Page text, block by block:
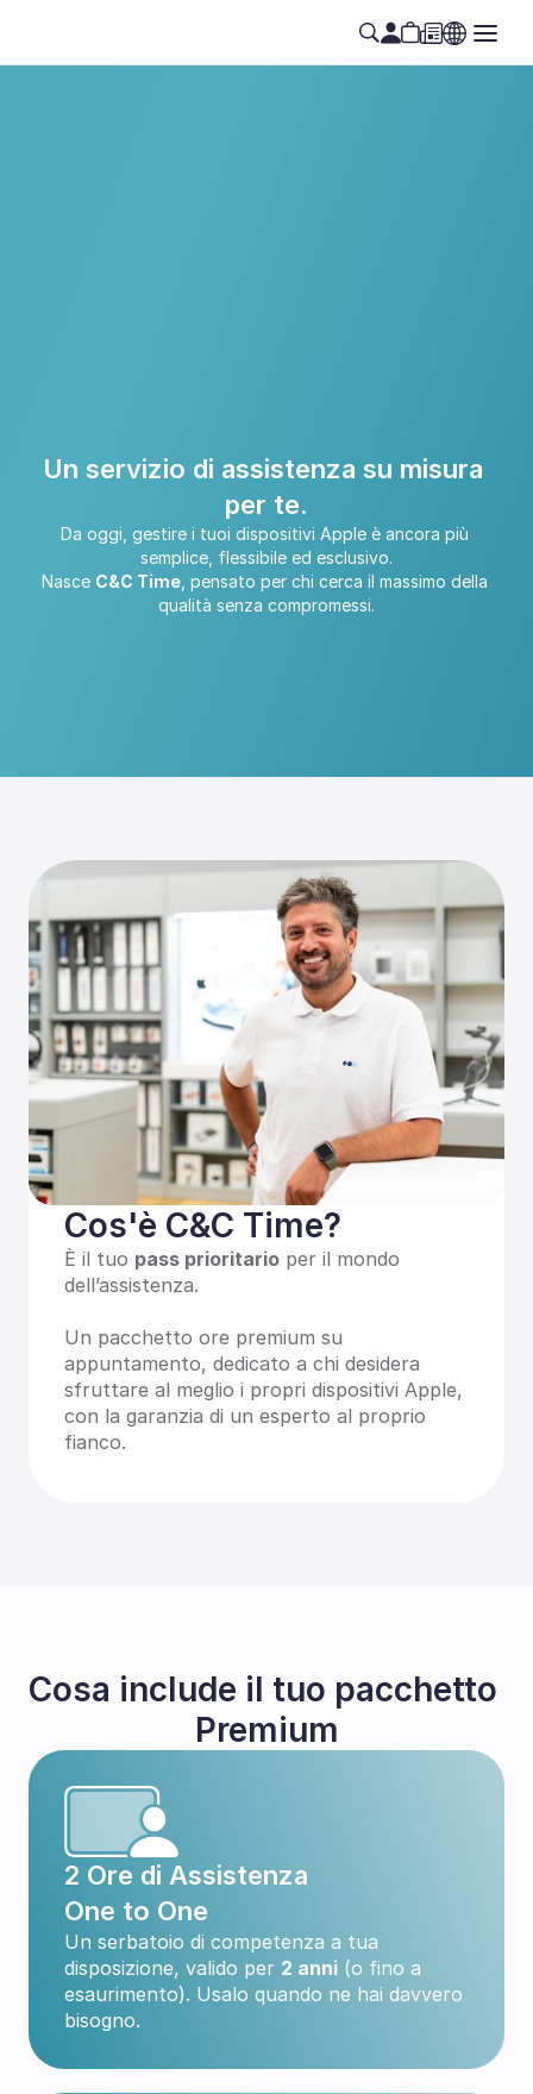
Un servizio di assistenza su misura
per te.
Da oggi, gestire i tuoi dispositivi Apple è ancora più
semplice, flessibile ed esclusivo.
Nasce C&C Time, pensato per chi cerca il massimo della
qualità senza compromessi.
Cos'è C&C Time?
È il tuo pass prioritario per il mondo
dell’assistenza.
Un pacchetto ore premium su
appuntamento, dedicato a chi desidera
sfruttare al meglio i propri dispositivi Apple,
con la garanzia di un esperto al proprio
fianco.
Cosa include il tuo pacchetto
Premium
2 Ore di Assistenza
One to One
Un serbatoio di competenza a tua
disposizione, valido per 2 anni (o fino a
esaurimento). Usalo quando ne hai davvero
bisogno.